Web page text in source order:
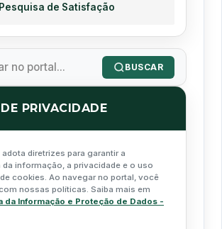
Pesquisa de Satisfação
BUSCAR
PRIVACIDADE
adota diretrizes para garantir a
da informação, a privacidade e o uso
cookies. Ao navegar no portal, você
nossas políticas. Saiba mais em
da Informação e Proteção de Dados -